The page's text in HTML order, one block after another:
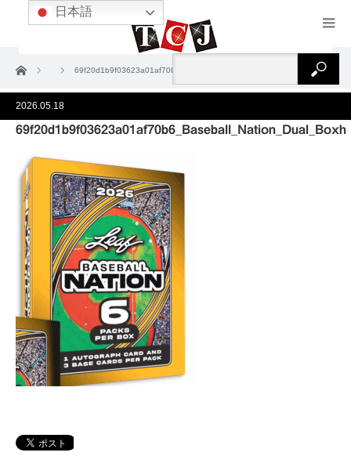
ホーム 69f20d1b9f03623a01af70b6_Baseball_Nation_Dual_Boxh
2026.05.18
69f20d1b9f03623a01af70b6_Baseball_Nation_Dual_Boxh
日本語